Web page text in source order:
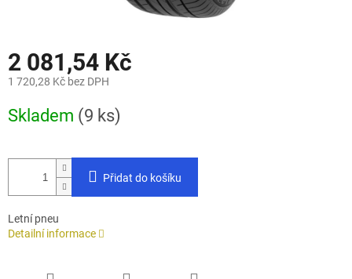
2 081,54 Kč
1 720,28 Kč bez DPH
cena:
Skladem (9 ks)
Přidat do košíku
Letní pneu
Detailní informace